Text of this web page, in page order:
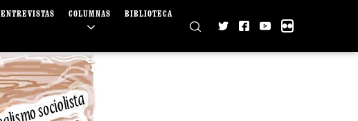
ENTREVISTAS COLUMNAS BIBLIOTECA